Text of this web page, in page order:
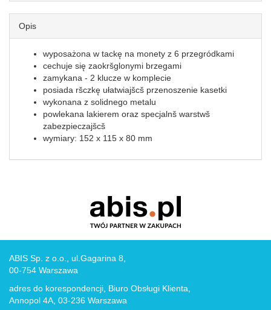
Opis
wyposażona w tackę na monety z 6 przegródkami
cechuje się zaokršglonymi brzegami
zamykana - 2 klucze w komplecie
posiada ršczkę ułatwiajšcš przenoszenie kasetki
wykonana z solidnego metalu
powlekana lakierem oraz specjalnš warstwš
zabezpieczajšcš
wymiary: 152 x 115 x 80 mm
ABIS Sp. z o.o., ul.Gagarina 8,
00-754 Warszawa
adres do korespondencji, Biuro Obsługi Klienta,
Annopol 4A, 03-236 Warszawa